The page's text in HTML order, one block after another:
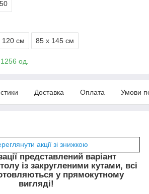
120 см 85 х 145 см
од.
Доставка Оплата Умови
представлений варіант
із закругленими кутами, всі
у прямокутному
вигляді!